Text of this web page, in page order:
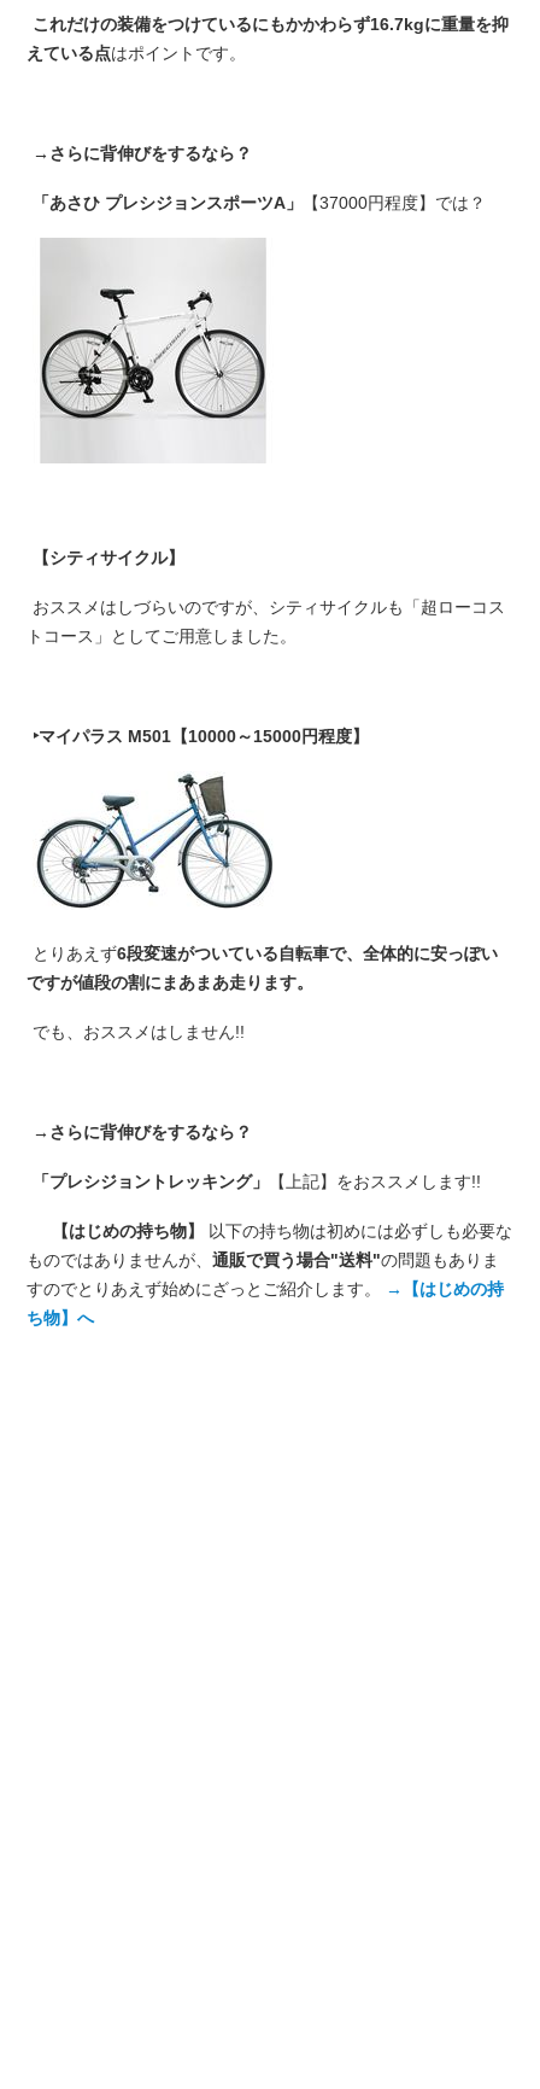
これだけの装備をつけているにもかかわらず16.7kgに重量を抑
えている点はポイントです。
→さらに背伸びをするなら？
「あさひ プレシジョンスポーツA」 【37000円程度】では？
【シティサイクル】
おススメはしづらいのですが、シティサイクルも「超ローコス
トコース」としてご用意しました。
‣マイパラス M501【10000～15000円程度】
とりあえず6段変速がついている自転車で、全体的に安っぽい
ですが値段の割にまあまあ走ります。
でも、おススメはしません!!
→さらに背伸びをするなら？
「プレシジョントレッキング」 【上記】をおススメします!!
【はじめの持ち物】
以下の持ち物は初めには必ずしも必要な
ものではありませんが、 通販で買う場合"送料"の問題もありま
すのでとりあえず始めにざっとご紹介します。
→【はじめの持
ち物】へ